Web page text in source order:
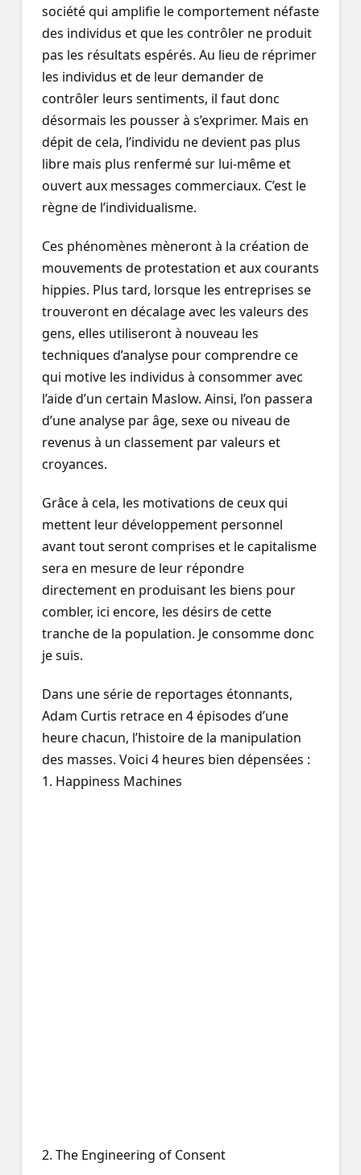
société qui amplifie le comportement néfaste
des individus et que les contrôler ne produit
pas les résultats espérés. Au lieu de réprimer
les individus et de leur demander de
contrôler leurs sentiments, il faut donc
désormais les pousser à s’exprimer. Mais en
dépit de cela, l’individu ne devient pas plus
libre mais plus renfermé sur lui-même et
ouvert aux messages commerciaux. C’est le
règne de l’individualisme.
Ces phénomènes mèneront à la création de
mouvements de protestation et aux courants
hippies. Plus tard, lorsque les entreprises se
trouveront en décalage avec les valeurs des
gens, elles utiliseront à nouveau les
techniques d’analyse pour comprendre ce
qui motive les individus à consommer avec
l’aide d’un certain Maslow. Ainsi, l’on passera
d’une analyse par âge, sexe ou niveau de
revenus à un classement par valeurs et
croyances.
Grâce à cela, les motivations de ceux qui
mettent leur développement personnel
avant tout seront comprises et le capitalisme
sera en mesure de leur répondre
directement en produisant les biens pour
combler, ici encore, les désirs de cette
tranche de la population. Je consomme donc
je suis.
Dans une série de reportages étonnants,
Adam Curtis retrace en 4 épisodes d’une
heure chacun, l’histoire de la manipulation
des masses. Voici 4 heures bien dépensées :
1. Happiness Machines
2. The Engineering of Consent